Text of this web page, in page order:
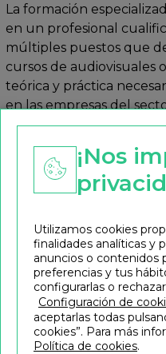
La formación
en un profesional
múltiples puestos que
cursos de audiovisuales
teórica y práctica
en las empresas del
profesional de éxito.
Cursos de
Tipos de
En Cursos.es te
cursos de calidad
nueva aventura
En el sector audiovisual
profesionales, pero
una formación técnica
¡Nos
Utilizamos cookies
finalidades analíticas y
anuncios o contenidos
preferencias y tus
configurarlas o
Configuración de
aceptarlas todas
cookies”. Para más
Política de cookies.